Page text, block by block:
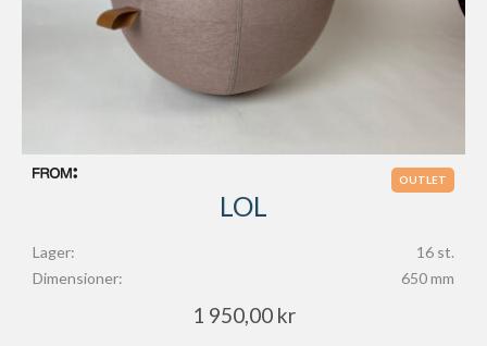
OUTLET
LOL
Lager:
16 st.
Dimensioner:
650 mm
1 950,00 kr